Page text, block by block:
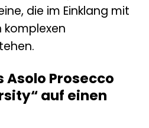
die im Einklang mit
komplexen
Asolo Prosecco
auf einen